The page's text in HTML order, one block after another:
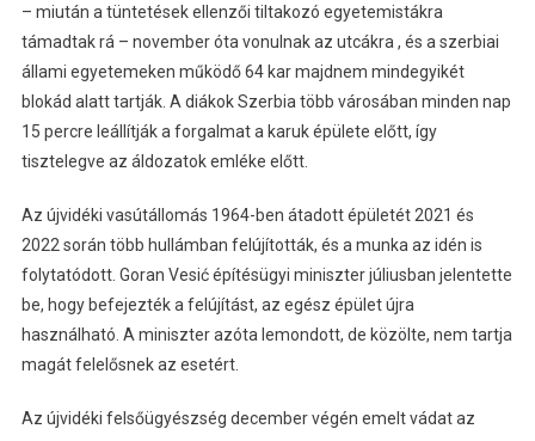
– miután a tüntetések ellenzői tiltakozó egyetemistákra
támadtak rá – november óta vonulnak az utcákra , és a szerbiai
állami egyetemeken működő 64 kar majdnem mindegyikét
blokád alatt tartják. A diákok Szerbia több városában minden nap
15 percre leállítják a forgalmat a karuk épülete előtt, így
tisztelegve az áldozatok emléke előtt.
Az újvidéki vasútállomás 1964-ben átadott épületét 2021 és
2022 során több hullámban felújították, és a munka az idén is
folytatódott. Goran Vesić építésügyi miniszter júliusban jelentette
be, hogy befejezték a felújítást, az egész épület újra
használható. A miniszter azóta lemondott, de közölte, nem tartja
magát felelősnek az esetért.
Az újvidéki felsőügyészség december végén emelt vádat az